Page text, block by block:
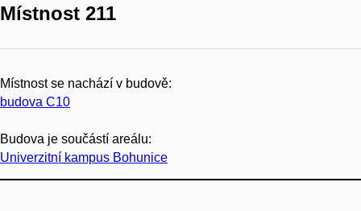
Místnost 211
Místnost se nachází v budově:
budova C10
Budova je součástí areálu:
Univerzitní kampus Bohunice